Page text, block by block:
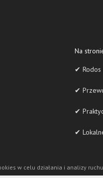
Na
✔ Rodos
✔
✔
✔
w celu działania i analizy